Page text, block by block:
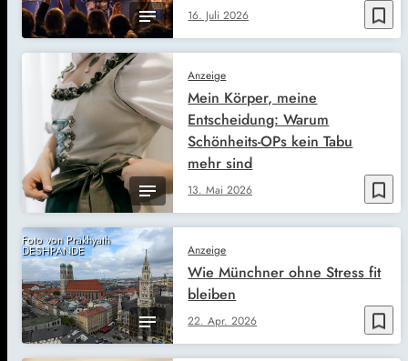
bookmark_border
16. Juli 2026
bookmark_border
Anzeige
13. Mai 2026
Mein Körper, meine
Entscheidung: Warum
Schönheits-OPs kein Tabu
mehr sind
Foto von Prakhyath
DESHPANDE
bookmark_border
Anzeige
22. Apr. 2026
Wie Münchner ohne Stress fit
bleiben